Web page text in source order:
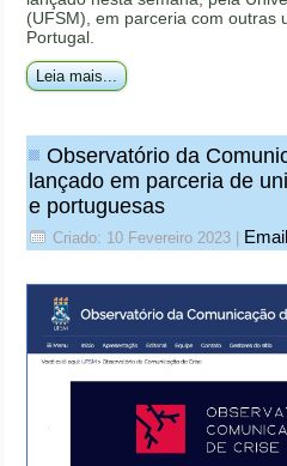
(UFSM), em parceria com outras
Portugal.
Leia mais...
Observatório da
lançado em parceria de
e portuguesas
Criado: 10 Fevereiro 2023 Email